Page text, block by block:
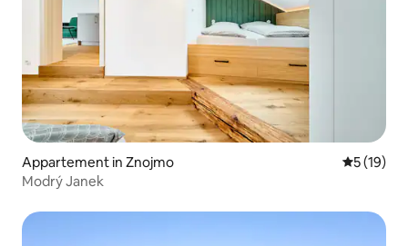
Appartement in Znojmo
5 (19)
Modrý Janek